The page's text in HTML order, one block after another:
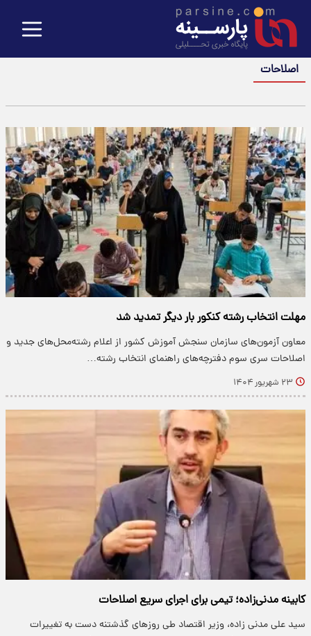
اصلاحات
مهلت انتخاب رشته کنکور بار دیگر تمدید شد
معاون آزمون‌های سازمان سنجش آموزش کشور از اعلام رشته‌محل‌های جدید و
اصلاحات سری سوم دفترچه‌های راهنمای انتخاب رشته…
۲۳ شهریور ۱۴۰۴
کابینه مدنی‌زاده؛ تیمی برای اجرای سریع اصلاحات
سید علی مدنی زاده، وزیر اقتصاد طی روزهای گذشتنه دست به تغییرات